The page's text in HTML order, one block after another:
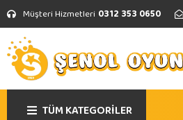
Müşteri Hizmetleri 0312 353 0650
TÜM KATEGORİLER